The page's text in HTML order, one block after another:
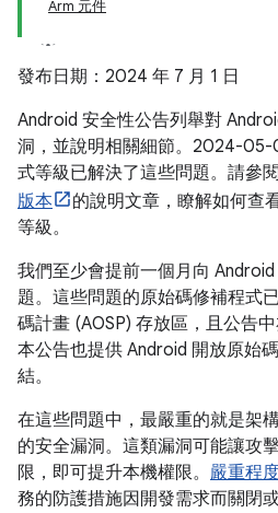
Arm 元件
發布日期：2024 年 7 月 1 日
Android 安全性公告列舉對
洞，並說明相關細節。2024-05-
式等級已解決了這些問題。請參
版本
的說明文章，瞭解如何查
等級。
我們至少會提前一個月向
題。這些問題的原始碼修補程式
碼計畫 (AOSP) 存放區，且公告
本公告也提供 Android 開放原始
結。
在這些問題中，最嚴重的就是架
的安全漏洞。這類漏洞可能讓攻
限，即可提升本機權限。 嚴重程
務的防護措施因開發需求而關閉